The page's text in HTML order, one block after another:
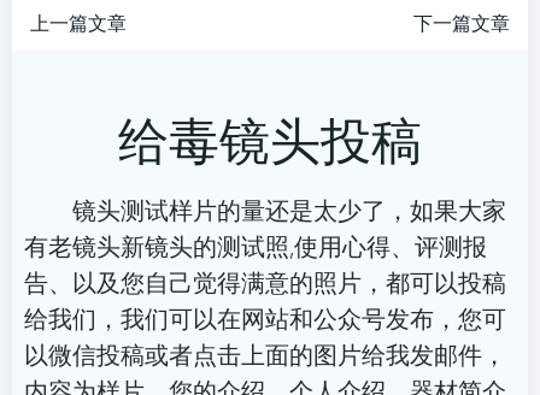
文
航
上一篇文章
导
航
下一篇文章
给毒镜头投稿
镜头测试样片的量还是太少了，如果大家
有老镜头新镜头的测试照,使用心得、评测报
告、以及您自己觉得满意的照片，都可以投稿
给我们，我们可以在网站和公众号发布，您可
以微信投稿或者点击上面的图片给我发邮件，